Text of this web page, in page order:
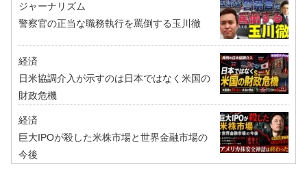
ジャーナリズム
警察官の正当な職務執行を罵倒する玉川徹
経済
日米協調介入が示すのは日本ではなく米国の
財政危機
経済
巨大IPOが殺した米株市場と世界金融市場の
今後